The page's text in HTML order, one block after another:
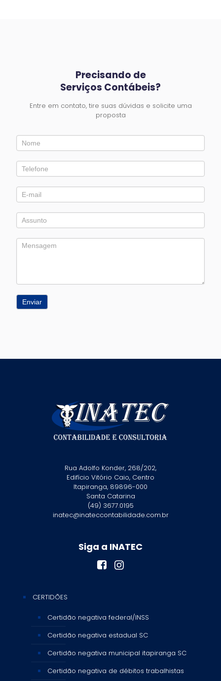
Precisando de
Serviços Contábeis?
Entre em contato, tire suas dúvidas e solicite uma
proposta
Entre
em
Enviar
Rua Adolfo Konder, 268/202,
Edifício Vitório Caio, Centro
Itapiranga, 89896-000
Santa Catarina
(49) 3677.0195
inatec@inateccontabilidade.com.br
Siga a INATEC
CERTIDÕES
Certidão negativa federal/INSS
Certidão negativa estadual SC
Certidão negativa municipal itapiranga SC
Certidão negativa de débitos trabalhistas